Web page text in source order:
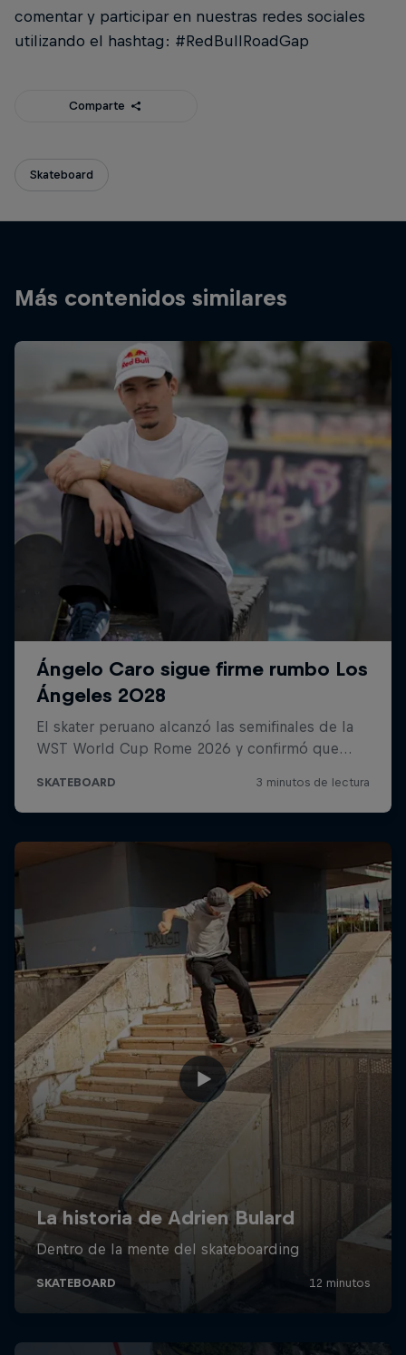
comentar y participar en nuestras redes sociales
utilizando el hashtag: #RedBullRoadGap
Comparte
Skateboard
Más contenidos similares